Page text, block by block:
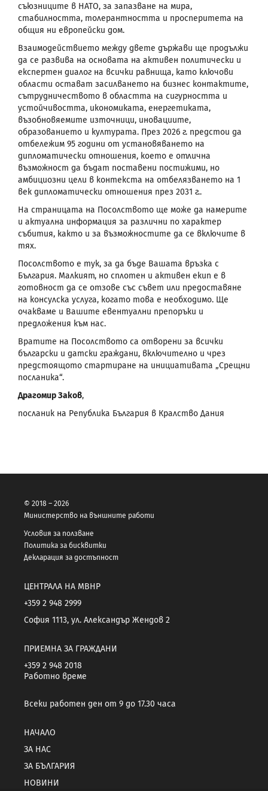
съюзниците в НАТО, за запазване на мира,
стабилността, толерантността и просперитета на
общия ни европейски дом.
Взаимодействието между двете държави ще продължи
да се развива на основата на активен политически и
експертен диалог на всички равнища, като ключови
области остават засилването на бизнес контактите,
сътрудничеството в областта на сигурността и
устойчивостта, икономиката, енергетиката,
възобновяемите източници, иновациите,
образованието и културата. През 2026 г. предстои да
отбележим 95 години от установяването на
дипломатически отношения, което е отлична
възможност да бъдат поставени постижими, но
амбициозни цели в контекста на отбелязването на 1
век дипломатически отношения през 2031 г..
На страницата на Посолството ще може да намерите
и актуална информация за различни по характер
събития, както и за възможностите да се включите в
тях.
Посолството е тук, за да бъде Вашата връзка с
България. Малкият, но сплотен и активен екип е в
готовност да се отзове със съвет или предоставяне
на консулска услуга, когато това е необходимо. Ще
очакваме и Вашите евентуални препоръки и
предложения към нас.
Вратите на Посолството са отворени за всички
български и датски граждани, включително и чрез
предстоящото стартиране на инициативата „Срещни
посланика“.
Драгомир Заков,
посланик на Република България в Кралство Дания
© 2018 – 2026
Министерство на външните работи
Условия за ползване
Политика за бисквитки
Декларация за достъпност
ЦЕНТРАЛА НА МВНР
+359 2 948 2999
София 1113, ул. Александър Жендов 2
ПРИЕМНА ЗА ГРАЖДАНИ
+359 2 948 2018
Работно време
Всеки работен ден от 9 до 17.30 часа
НАЧАЛО
ЗА НАС
ЗА БЪЛГАРИЯ
НОВИНИ